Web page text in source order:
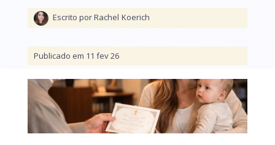
Escrito por Rachel Koerich
Publicado em 11 fev 26